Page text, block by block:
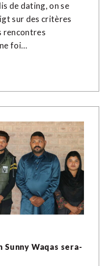
de dating, on se
sur des critères
rencontres
foi…
Waqas sera-